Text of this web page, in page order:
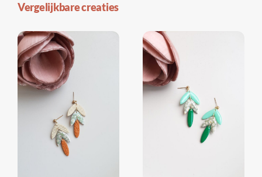
Vergelijkbare creaties